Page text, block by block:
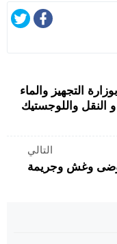
التجهيز والماء
و النقل واللوجستيك
التالي
وغش وجريمة